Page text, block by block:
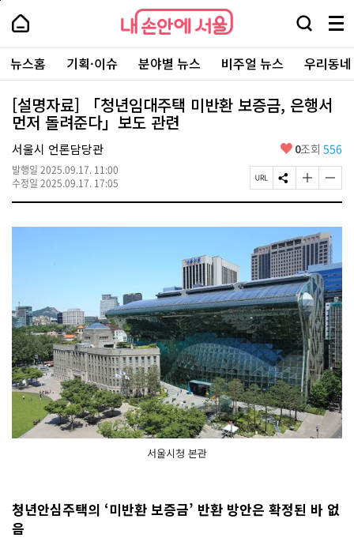
본
로
가
내
손
안
에
서
울
-
서
울
시
대
표
소
통
포
내
손
에
울
검
창
열
기
메
뉴
전
체
보
주
요
서
뉴스홈 기획·이슈 분야별 뉴스 비주얼 뉴스 우리동
[설명자료] 「청년임대주택 미반환 보증금, 은행서
먼저 돌려준다」보도 관련
서울시 언론담당관
발행일 2025.09.17. 11:00
수정일 2025.09.17. 17:05
좋
요
0조회 556
페
이
U
L
복
사
S
N
공
유
하
기
글
자
기
크
게
변
경
하
기
글
자
기
작
게
변
경
하
기
서울시청 본관
청년안심주택의 ‘미반환 보증금’ 반환 방안은 확정된 바 없
음
페
상
단
로